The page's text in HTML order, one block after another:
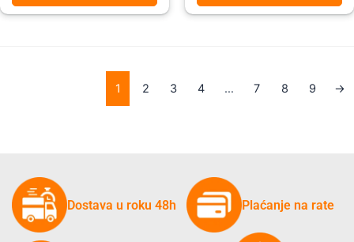
1 2 3 4 … 7 8 9 →
Dostava u roku 48h Plaćanje na rate